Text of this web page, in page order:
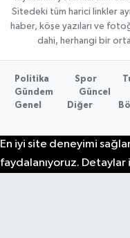
Sitedeki tüm harici linkler
haber, köşe yazıları ve
dahi, herhangi bir
Politika Spor
Gündem
Güncel
Genel
Diğer
En iyi site deneyimi
faydalanıyoruz. Detaylar